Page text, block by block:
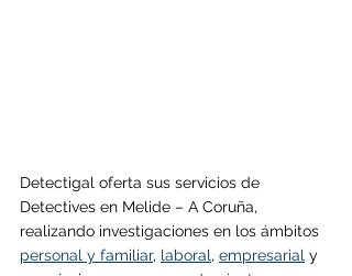
Detectigal oferta sus servicios de
Detectives en Melide – A Coruña,
realizando investigaciones en los ámbitos
personal y familiar, laboral, empresarial y